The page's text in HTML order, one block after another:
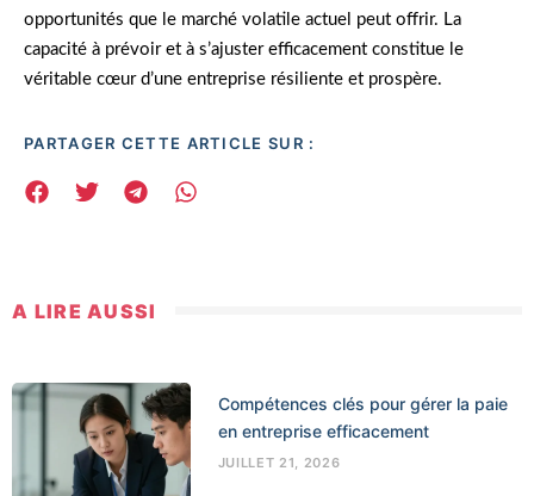
opportunités que le marché volatile actuel peut offrir. La
capacité à prévoir et à s’ajuster efficacement constitue le
véritable cœur d’une entreprise résiliente et prospère.
PARTAGER CETTE ARTICLE SUR :
A LIRE AUSSI
Compétences clés pour gérer la paie
en entreprise efficacement
JUILLET 21, 2026